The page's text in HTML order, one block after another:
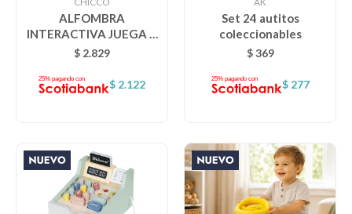
ALFOMBRA
INTERACTIVA JUEGA Y
SALTA CHICCO
$ 2.829
$ 2.122
Set 24 autitos
coleccionables
$ 369
$ 277
Descanso
Paseo y seguridad
Estimulación primera infancia
Juguetes